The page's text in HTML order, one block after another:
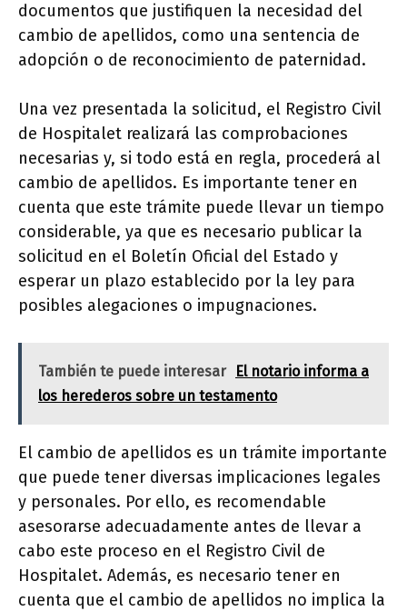
documentos que justifiquen la necesidad del
cambio de apellidos, como una sentencia de
adopción o de reconocimiento de paternidad.
Una vez presentada la solicitud, el Registro Civil
de Hospitalet realizará las comprobaciones
necesarias y, si todo está en regla, procederá al
cambio de apellidos. Es importante tener en
cuenta que este trámite puede llevar un tiempo
considerable, ya que es necesario publicar la
solicitud en el Boletín Oficial del Estado y
esperar un plazo establecido por la ley para
posibles alegaciones o impugnaciones.
También te puede interesar
El notario informa a
los herederos sobre un testamento
El cambio de apellidos es un trámite importante
que puede tener diversas implicaciones legales
y personales. Por ello, es recomendable
asesorarse adecuadamente antes de llevar a
cabo este proceso en el Registro Civil de
Hospitalet. Además, es necesario tener en
cuenta que el cambio de apellidos no implica la